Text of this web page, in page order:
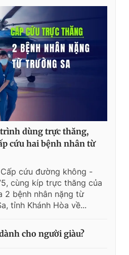
dùng trực thăng,
cứu hai bệnh nhân từ
Cấp cứu đường không -
cùng kíp trực thăng của
2 bệnh nhân nặng từ
tỉnh Khánh Hòa về...
cho người giàu?